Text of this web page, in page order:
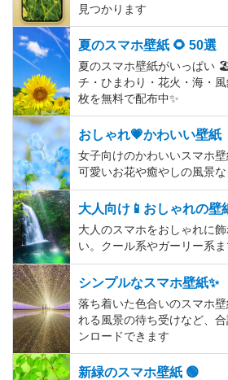
見つかります
夏のスマホ壁紙 🌻 50選
夏のスマホ壁紙がいっぱい
チ・ひまわり・花火・海・
枚を無料で配布中✨
おしゃれ💗かわいい壁紙
女子向けのかわいいスマホ
可愛いお花や癒やしの風景な
大人向け📱おしゃれの壁
大人のスマホをおしゃれに
い。クール系やガーリー系ま
シンプルなスマホ壁紙✨
落ち着いた色合いのスマホ
れる風景の待ち受けなど、
ンロードできます
新緑のスマホ壁紙 🟢